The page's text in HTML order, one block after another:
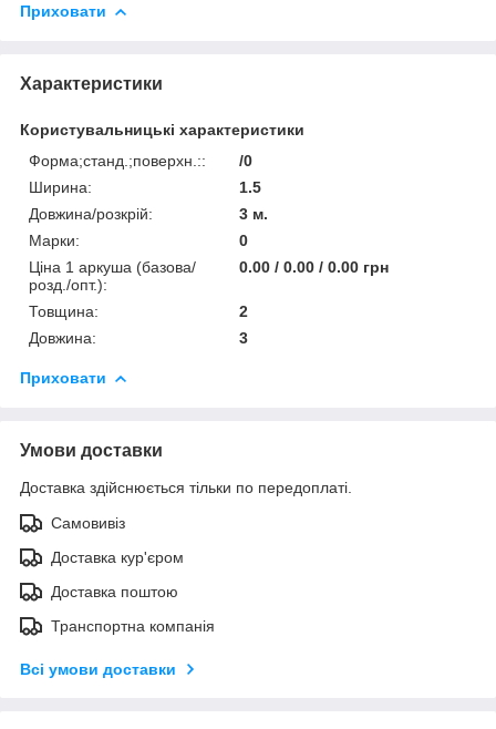
Приховати
Характеристики
Користувальницькі характеристики
Форма;станд.;поверхн.::
/0
Ширина:
1.5
Довжина/розкрій:
3 м.
Марки:
0
Ціна 1 аркуша (базова/
розд./опт.):
0.00 / 0.00 / 0.00 грн
Товщина:
2
Довжина:
3
Приховати
Умови доставки
Доставка здійснюється тільки по передоплаті.
Самовивіз
Доставка кур'єром
Доставка поштою
Транспортна компанія
Всі умови доставки